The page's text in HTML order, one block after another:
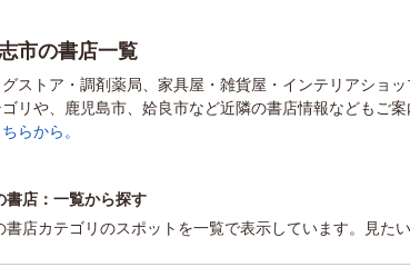
市の書店一覧
ストア・調剤薬局、家具屋・雑貨屋・インテリアショ
リや、鹿児島市、姶良市など近隣の書店情報などもご案
らから。
書店：一覧から探す
書店カテゴリのスポットを一覧で表示しています。見た